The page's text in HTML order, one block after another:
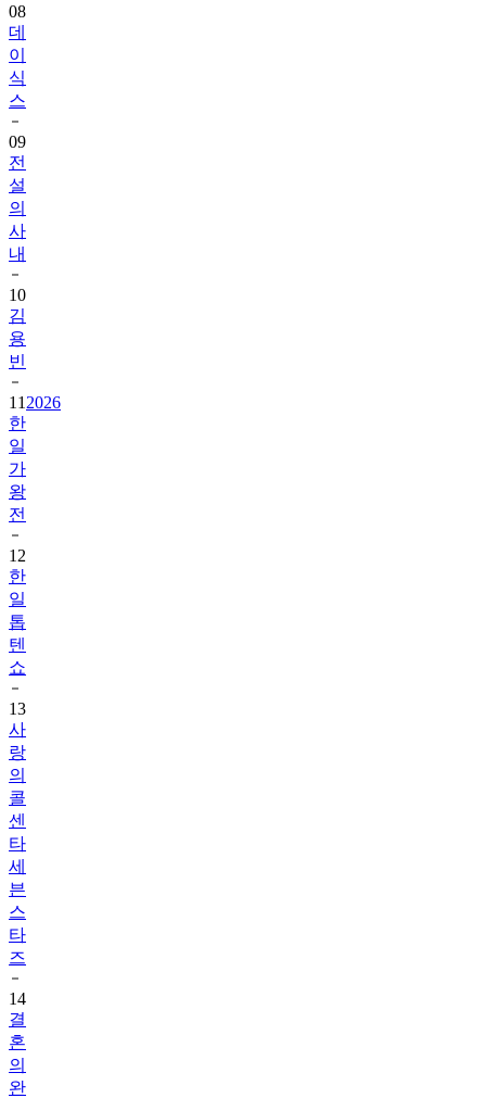
08
데
이
식
스
09
전
설
의
사
내
10
김
용
빈
11 2026
한
일
가
왕
전
12
한
일
톱
텐
쇼
13
사
랑
의
콜
센
타
세
븐
스
타
즈
14
결
혼
의
완